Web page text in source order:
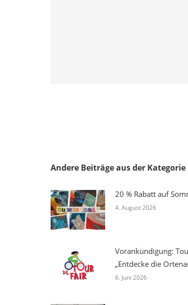
–
Andere Beiträge aus der Kategorie
20 % Rabatt auf
4. August 2026
Vorankündigung:
„Entdecke die
6. Juni 2026